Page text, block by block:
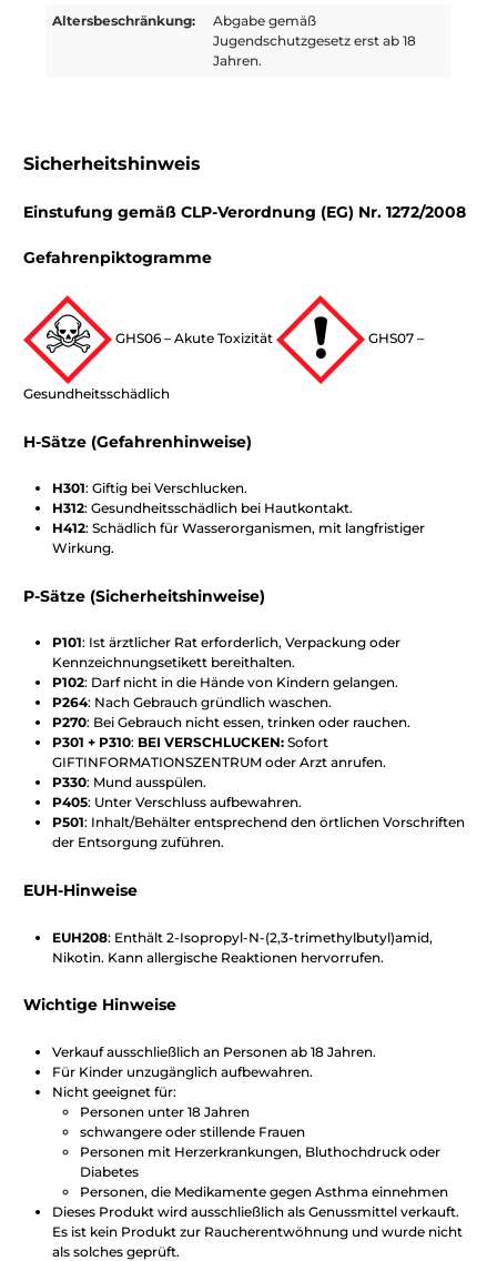
Altersbeschränkung:
Abgabe gemäß
Jugendschutzgesetz erst ab 18
Jahren.
Sicherheitshinweis
Einstufung gemäß CLP-Verordnung (EG) Nr. 1272/2008
Gefahrenpiktogramme
GHS06 – Akute Toxizität GHS07 –
Gesundheitsschädlich
H-Sätze (Gefahrenhinweise)
H301: Giftig bei Verschlucken.
H312: Gesundheitsschädlich bei Hautkontakt.
H412: Schädlich für Wasserorganismen, mit langfristiger
Wirkung.
P-Sätze (Sicherheitshinweise)
P101: Ist ärztlicher Rat erforderlich, Verpackung oder
Kennzeichnungsetikett bereithalten.
P102: Darf nicht in die Hände von Kindern gelangen.
P264: Nach Gebrauch gründlich waschen.
P270: Bei Gebrauch nicht essen, trinken oder rauchen.
P301 + P310: BEI VERSCHLUCKEN:Sofort
GIFTINFORMATIONSZENTRUM oder Arzt anrufen.
P330: Mund ausspülen.
P405: Unter Verschluss aufbewahren.
P501: Inhalt/Behälter entsprechend den örtlichen Vorschriften
der Entsorgung zuführen.
EUH-Hinweise
EUH208: Enthält 2-Isopropyl-N-(2,3-trimethylbutyl)amid,
Nikotin. Kann allergische Reaktionen hervorrufen.
Wichtige Hinweise
Verkauf ausschließlich an Personen ab 18 Jahren.
Für Kinder unzugänglich aufbewahren.
Nicht geeignet für:
Personen unter 18 Jahren
schwangere oder stillende Frauen
Personen mit Herzerkrankungen, Bluthochdruck oder
Diabetes
Personen, die Medikamente gegen Asthma einnehmen
Dieses Produkt wird ausschließlich als Genussmittel verkauft.
Es ist kein Produkt zur Raucherentwöhnung und wurde nicht
als solches geprüft.